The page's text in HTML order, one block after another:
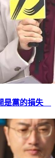
是黨的損失